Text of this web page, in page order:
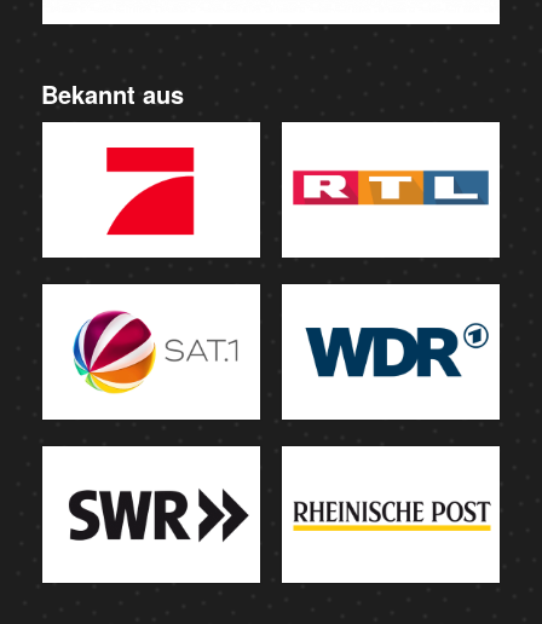
Bekannt aus